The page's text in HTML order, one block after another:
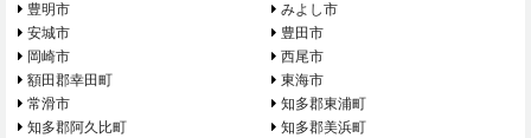
豊明市
みよし市
安城市
豊田市
岡崎市
西尾市
額田郡幸田町
東海市
常滑市
知多郡東浦町
知多郡阿久比町
知多郡美浜町